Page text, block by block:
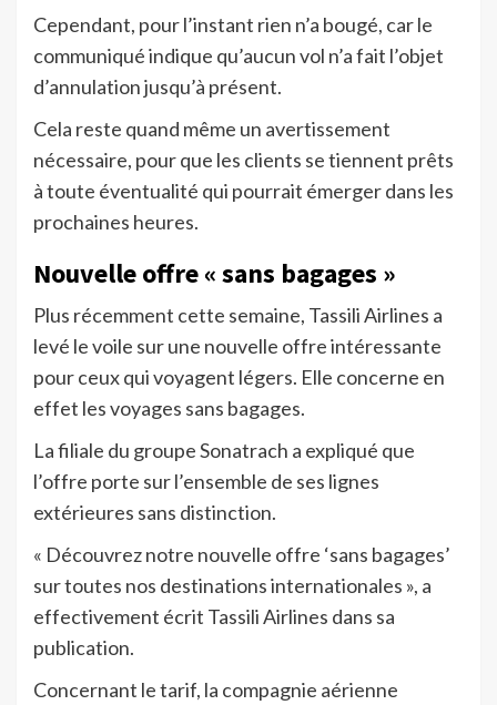
Cependant, pour l’instant rien n’a bougé, car le
communiqué indique qu’aucun vol n’a fait l’objet
d’annulation jusqu’à présent.
Cela reste quand même un avertissement
nécessaire, pour que les clients se tiennent prêts
à toute éventualité qui pourrait émerger dans les
prochaines heures.
Nouvelle offre « sans bagages »
Plus récemment cette semaine, Tassili Airlines a
levé le voile sur une nouvelle offre intéressante
pour ceux qui voyagent légers. Elle concerne en
effet les voyages sans bagages.
La filiale du groupe Sonatrach a expliqué que
l’offre porte sur l’ensemble de ses lignes
extérieures sans distinction.
« Découvrez notre nouvelle offre ‘sans bagages’
sur toutes nos destinations internationales », a
effectivement écrit Tassili Airlines dans sa
publication.
Concernant le tarif, la compagnie aérienne